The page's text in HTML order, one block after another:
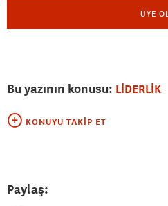
ÜYE OL
Bu yazının konusu: LİDERLİK
KONUYU TAKIP ET
Paylaş: